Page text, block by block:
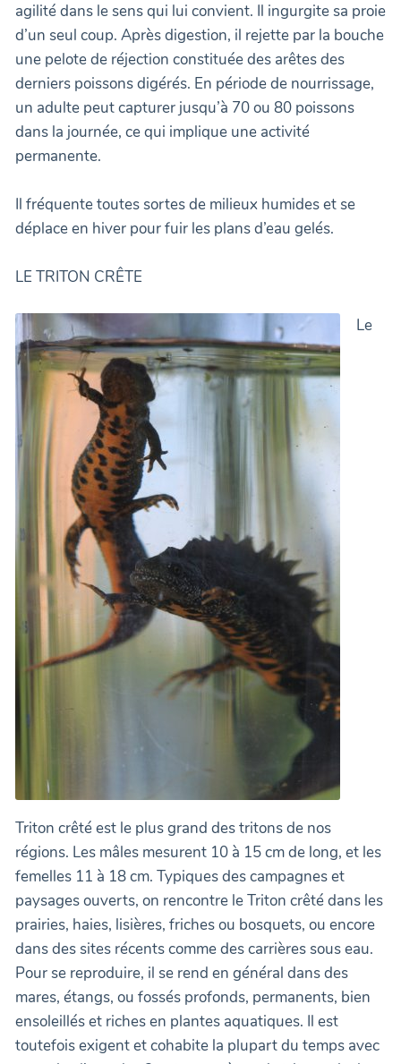
agilité dans le sens qui lui convient. Il ingurgite sa proie
d’un seul coup. Après digestion, il rejette par la bouche
une pelote de réjection constituée des arêtes des
derniers poissons digérés. En période de nourrissage,
un adulte peut capturer jusqu’à 70 ou 80 poissons
dans la journée, ce qui implique une activité
permanente.
Il fréquente toutes sortes de milieux humides et se
déplace en hiver pour fuir les plans d’eau gelés.
LE TRITON CRÊTE
Le
Triton crêté est le plus grand des tritons de nos
régions. Les mâles mesurent 10 à 15 cm de long, et les
femelles 11 à 18 cm. Typiques des campagnes et
paysages ouverts, on rencontre le Triton crêté dans les
prairies, haies, lisières, friches ou bosquets, ou encore
dans des sites récents comme des carrières sous eau.
Pour se reproduire, il se rend en général dans des
mares, étangs, ou fossés profonds, permanents, bien
ensoleillés et riches en plantes aquatiques. Il est
toutefois exigent et cohabite la plupart du temps avec